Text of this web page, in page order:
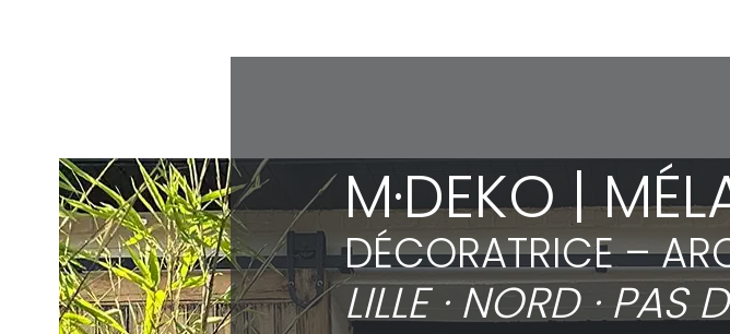
M·DEKO |
DÉCORATRICE –
LILLE · NORD · PAS